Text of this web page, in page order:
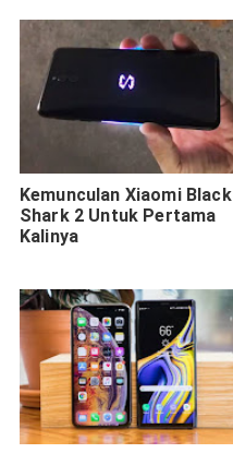
Kemunculan Xiaomi Black
Shark 2 Untuk Pertama
Kalinya